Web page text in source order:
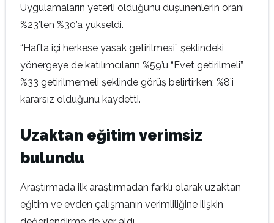
Uygulamaların yeterli olduğunu düşünenlerin oranı
%23’ten %30’a yükseldi.
“Hafta içi herkese yasak getirilmesi” şeklindeki
yönergeye de katılımcıların %59’u “Evet getirilmeli”,
%33 getirilmemeli şeklinde görüş belirtirken; %8’i
kararsız olduğunu kaydetti.
Uzaktan eğitim verimsiz
bulundu
Araştırmada ilk araştırmadan farklı olarak uzaktan
eğitim ve evden çalışmanın verimliliğine ilişkin